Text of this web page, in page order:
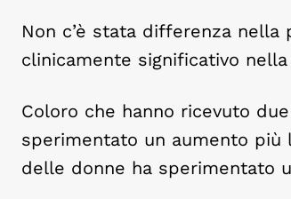
Non c’è stata differenza
clinicamente significativo
Coloro che hanno ricevuto
sperimentato un aumento più
delle donne ha sperimentato